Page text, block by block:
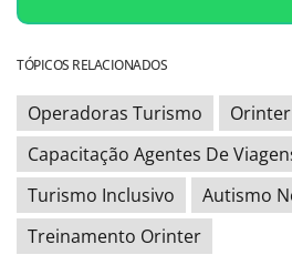
TÓPICOS RELACIONADOS
Operadoras Turismo
Capacitação Agentes De
Turismo Inclusivo
Autismo
Treinamento Orinter